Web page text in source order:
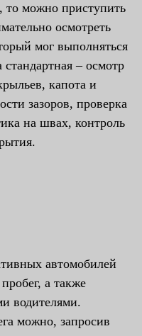
то можно приступить
осмотреть
мог выполняться
– осмотр
капота и
зазоров, проверка
на швах, контроль
автомобилей
а также
водителями.
можно, запросив